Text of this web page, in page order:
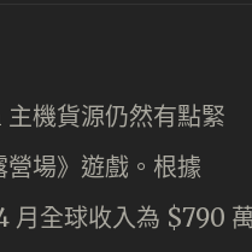
機貨源仍然有點緊
場》遊戲。根據
月全球收入為 $790